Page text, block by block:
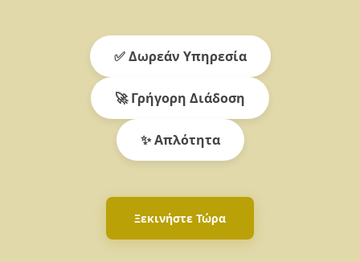
✅ Δωρεάν Υπηρεσία
🚀 Γρήγορη Διάδοση
✨ Απλότητα
Ξεκινήστε Τώρα